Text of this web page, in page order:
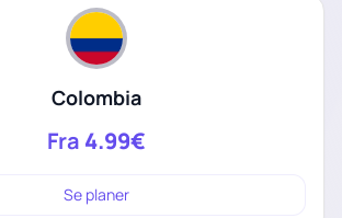
Colombia
Fra 4.99€
Se planer